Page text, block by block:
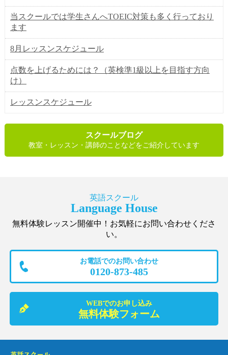
当スクールでは学生さんへTOEIC対策も多く行っており
ます
8月レッスンスケジュール
点数を上げるためには？（英検準1級以上を目指す方向
け）
レッスンスケジュール
スクールブログ
教室・レッスン・講師のことなどをご紹介しています
英語スクール
Language House
無料体験レッスン開催中！お気軽にお問い合わせくださ
い。
お電話でのお問い合わせ
0120-873-485
WEBでのお申し込み
無料体験フォーム